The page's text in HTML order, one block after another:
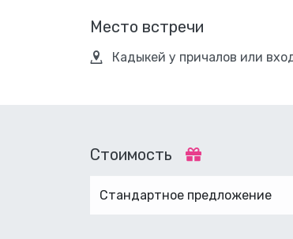
Место встречи
Кадыкей у причалов или
Стоимость
Стандартное предложение